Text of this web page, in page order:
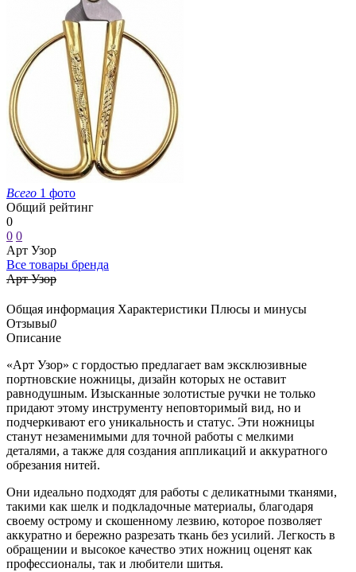
Всего 1 фото
Общий рейтинг
0
0 0
Арт Узор
Все товары бренда
Арт Узор
Общая информация Характеристики Плюсы и минусы
Отзывы0
Описание
«Арт Узор» с гордостью предлагает вам эксклюзивные
портновские ножницы, дизайн которых не оставит
равнодушным. Изысканные золотистые ручки не только
придают этому инструменту неповторимый вид, но и
подчеркивают его уникальность и статус. Эти ножницы
станут незаменимыми для точной работы с мелкими
деталями, а также для создания аппликаций и аккуратного
обрезания нитей.
Они идеально подходят для работы с деликатными тканями,
такими как шелк и подкладочные материалы, благодаря
своему острому и скошенному лезвию, которое позволяет
аккуратно и бережно разрезать ткань без усилий. Легкость в
обращении и высокое качество этих ножниц оценят как
профессионалы, так и любители шитья.